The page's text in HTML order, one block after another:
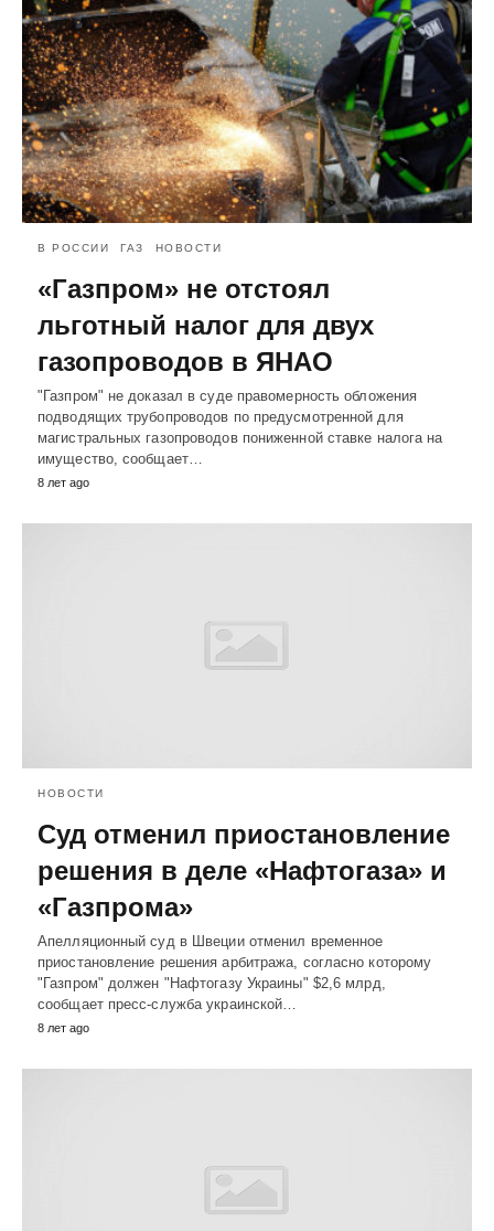
В РОССИИ ГАЗ НОВОСТИ
«Газпром» не отстоял
льготный налог для двух
газопроводов в ЯНАО
"Газпром" не доказал в суде правомерность обложения
подводящих трубопроводов по предусмотренной для
магистральных газопроводов пониженной ставке налога на
имущество, сообщает…
8 лет ago
НОВОСТИ
Суд отменил приостановление
решения в деле «Нафтогаза» и
«Газпрома»
Апелляционный суд в Швеции отменил временное
приостановление решения арбитража, согласно которому
"Газпром" должен "Нафтогазу Украины" $2,6 млрд,
сообщает пресс-служба украинской…
8 лет ago